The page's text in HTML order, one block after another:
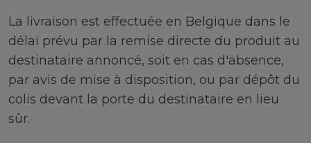
La livraison est effectuée en Belgique dans le
délai prévu par la remise directe du produit au
destinataire annoncé, soit en cas d'absence,
par avis de mise à disposition, ou par dépôt du
colis devant la porte du destinataire en lieu
sûr.